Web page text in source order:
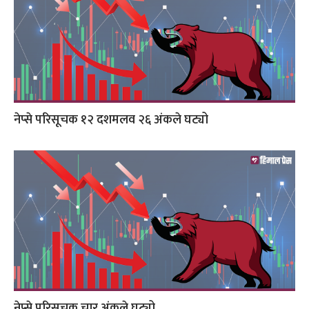
नेप्से परिसूचक १२ दशमलव २६ अंकले घट्यो